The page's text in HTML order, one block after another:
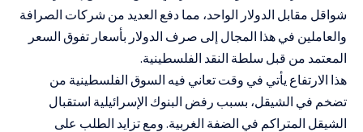
شواقل مقابل الدولار الواحد، مما دفع العديد من شركات الصرافة
والعاملين في هذا المجال إلى صرف الدولار بأسعار تفوق السعر
المعتمد من قبل سلطة النقد الفلسطينية.
هذا الارتفاع يأتي في وقت تعاني فيه السوق الفلسطينية من
تضخم في الشيقل، بسبب رفض البنوك الإسرائيلية استقبال
الشيقل المتراكم في الضفة الغربية. ومع تزايد الطلب على